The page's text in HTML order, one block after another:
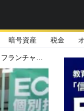
暗号資産 税金